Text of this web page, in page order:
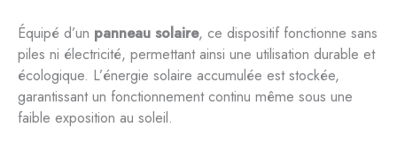
Équipé d’un panneau solaire, ce dispositif fonctionne sans
piles ni électricité, permettant ainsi une utilisation durable et
écologique. L’énergie solaire accumulée est stockée,
garantissant un fonctionnement continu même sous une
faible exposition au soleil.